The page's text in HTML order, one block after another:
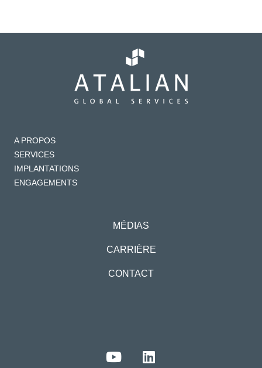
A PROPOS
SERVICES
IMPLANTATIONS
ENGAGEMENTS
MÉDIAS
CARRIÈRE
CONTACT